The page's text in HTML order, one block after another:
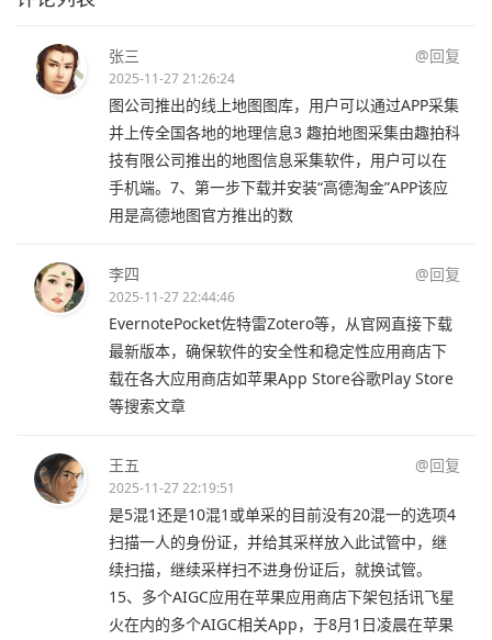
张三 @回复
2025-11-27 21:26:24
图公司推出的线上地图图库，用户可以通过APP采集
并上传全国各地的地理信息3 趣拍地图采集由趣拍科
技有限公司推出的地图信息采集软件，用户可以在
手机端。7、第一步下载并安装“高德淘金”APP该应
用是高德地图官方推出的数
李四 @回复
2025-11-27 22:44:46
EvernotePocket佐特雷Zotero等，从官网直接下载
最新版本，确保软件的安全性和稳定性应用商店下
载在各大应用商店如苹果App Store谷歌Play Store
等搜索文章
王五 @回复
2025-11-27 22:19:51
是5混1还是10混1或单采的目前没有20混一的选项4
扫描一人的身份证，并给其采样放入此试管中，继
续扫描，继续采样扫不进身份证后，就换试管。
15、多个AIGC应用在苹果应用商店下架包括讯飞星
火在内的多个AIGC相关App，于8月1日凌晨在苹果